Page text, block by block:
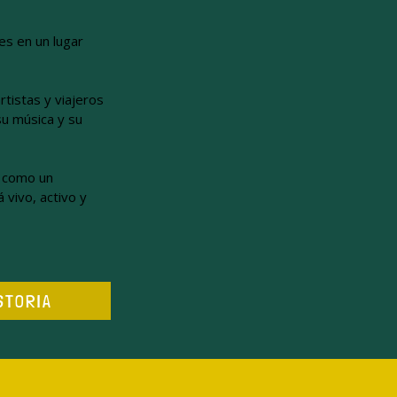
en un lugar
y viajeros
música y su
un
vivo, activo y